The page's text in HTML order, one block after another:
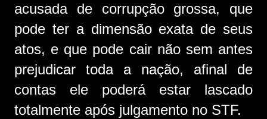
acusada de corrupção grossa, que
pode ter a dimensão exata de seus
atos, e que pode cair não sem antes
prejudicar toda a nação, afinal de
contas ele poderá estar lascado
totalmente após julgamento no STF.